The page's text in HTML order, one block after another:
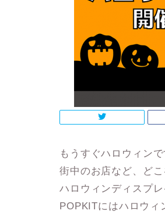
もうすぐハロウィンで
街中のお店など、ど
ハロウィンディスプ
POPKITにはハロウィ